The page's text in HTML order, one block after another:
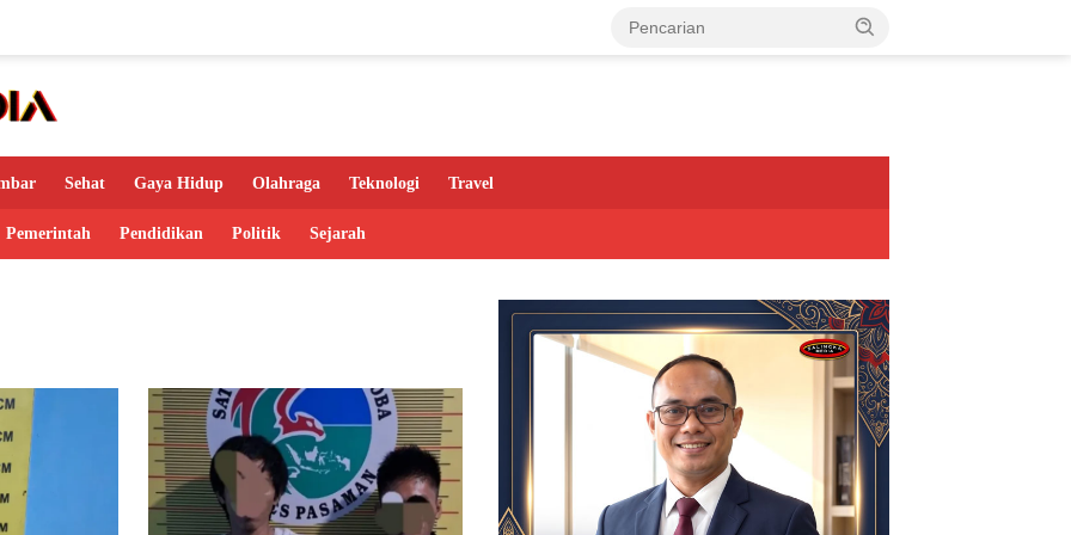
Sehat Gaya Hidup Olahraga Teknologi Travel
Pemerintah Pendidikan Politik Sejarah